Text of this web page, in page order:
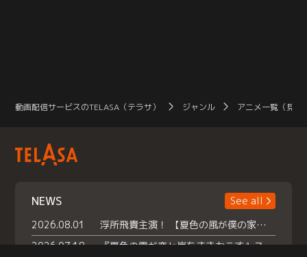
動画配信サービスのTELASA（テラサ） ジャンル アニメ一覧（見放
NEWS
See all
2026.08.01
浮所飛貴主演！ 【夏色の風が僕の家にやってきた】 本日よりテラサで独占配信スタート！
2026.07.18
『夏色の雲が恋と嵐をまきおこす』スペシャルメイキング 【Part1】2026年７月18日（土）23時30分～配信スタート！話題のシーンの裏側を大公開！豪華キャスト大集合！ 『武宮家 真夏の家族会議』開催！